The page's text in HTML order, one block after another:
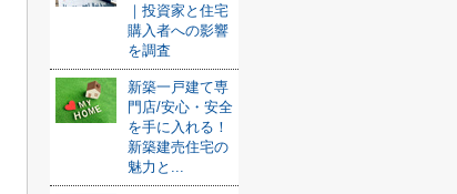
｜投資家と住宅
購入者への影響
を調査
新築一戸建て専
門店/安心・安全
を手に入れる！
新築建売住宅の
魅力と...